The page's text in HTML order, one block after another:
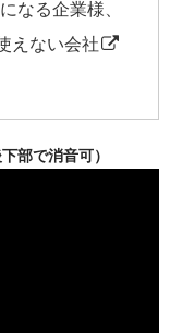
なる企業様、
えない会社
部で消音可）